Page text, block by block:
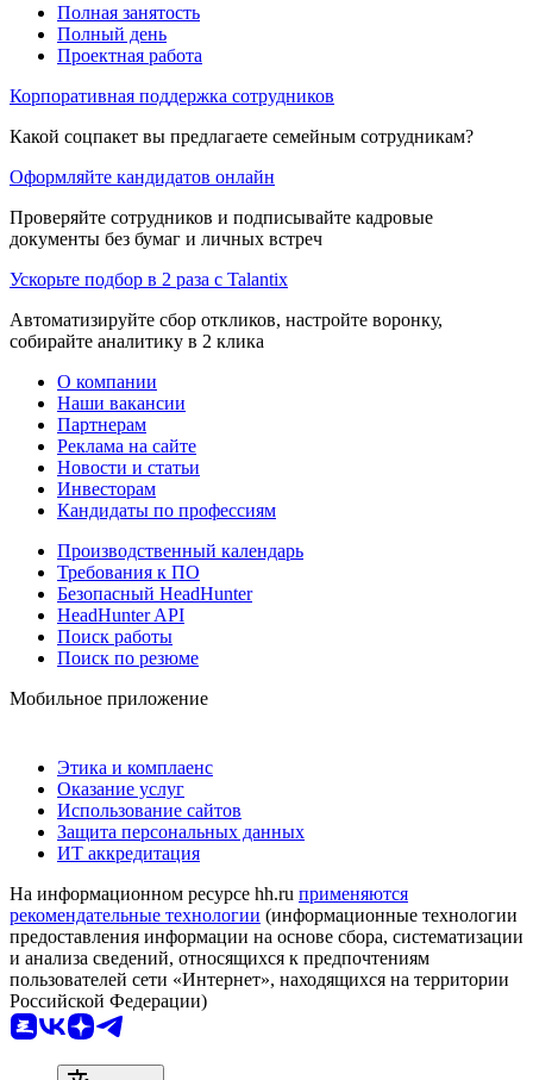
Полная занятость
Полный день
Проектная работа
Корпоративная поддержка сотрудников
Какой соцпакет вы предлагаете семейным сотрудникам?
Оформляйте кандидатов онлайн
Проверяйте сотрудников и подписывайте кадровые
документы без бумаг и личных встреч
Ускорьте подбор в 2 раза с Talantix
Автоматизируйте сбор откликов, настройте воронку,
собирайте аналитику в 2 клика
О компании
Наши вакансии
Партнерам
Реклама на сайте
Новости и статьи
Инвесторам
Кандидаты по профессиям
Производственный календарь
Требования к ПО
Безопасный HeadHunter
HeadHunter API
Поиск работы
Поиск по резюме
Мобильное приложение
Этика и комплаенс
Оказание услуг
Использование сайтов
Защита персональных данных
ИТ аккредитация
На информационном ресурсе hh.ru применяются
рекомендательные технологии (информационные технологии
предоставления информации на основе сбора, систематизации
и анализа сведений, относящихся к предпочтениям
пользователей сети «Интернет», находящихся на территории
Российской Федерации)